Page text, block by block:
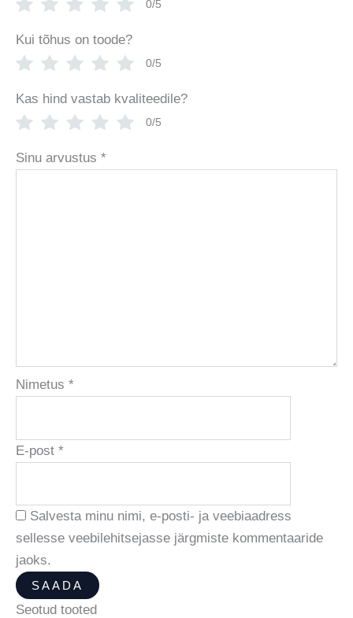
0/5
Kui tõhus on toode?
0/5
Kas hind vastab kvaliteedile?
0/5
Sinu arvustus *
Nimetus *
E-post *
Salvesta minu nimi, e-posti- ja veebiaadress
sellesse veebilehitsejasse järgmiste kommentaaride
jaoks.
Seotud tooted